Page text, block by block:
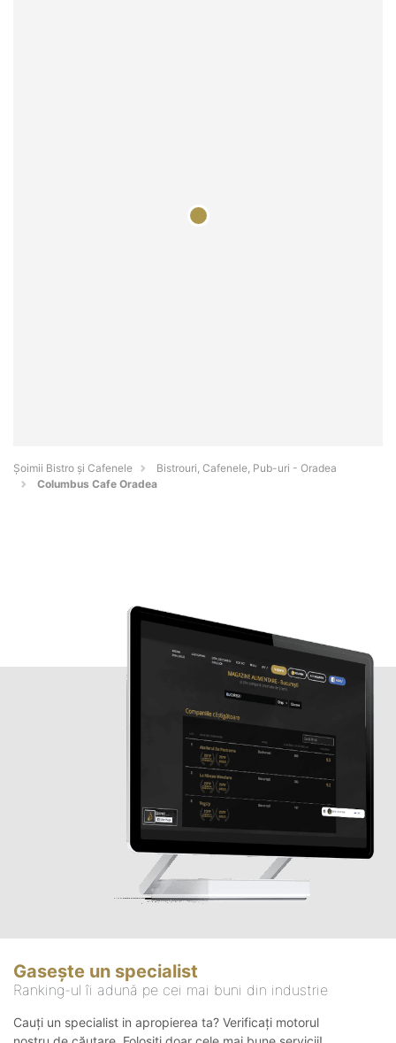
Șoimii Bistro și Cafenele
Bistrouri, Cafenele, Pub-uri - Oradea
Columbus Cafe Oradea
Gasește un specialist
Ranking-ul îi adună pe cei mai buni din industrie
Cauți un specialist in apropierea ta? Verificați motorul